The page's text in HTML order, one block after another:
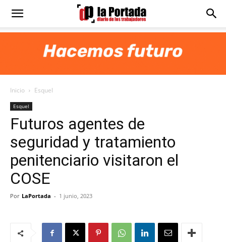
Diario
Portada
Inicio Esquel
Esquel
Futuros agentes de
seguridad y tratamiento
penitenciario visitaron el
COSE
Por LaPortada - 1 junio, 2023